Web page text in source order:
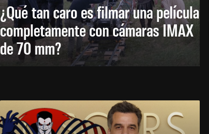
¿Qué tan caro es filmar una película
completamente con cámaras IMAX
de 70 mm?